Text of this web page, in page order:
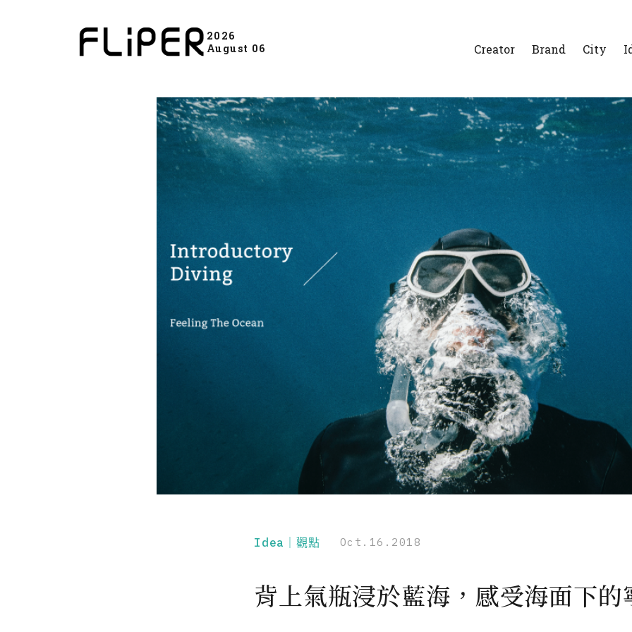
2026
August 06
Creator Brand City
Idea｜觀點 Oct.16.2018
背上氣瓶浸於藍海，感受海面下的